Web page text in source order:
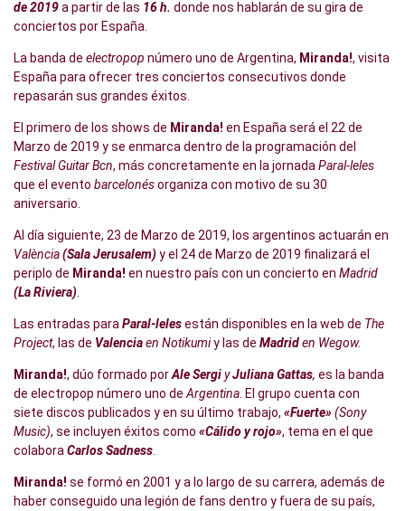
de 2019a partir de las 16 h. donde nos hablarán de su gira de
conciertos por España.
La banda de electropop número uno de Argentina, Miranda!, visita
España para ofrecer tres conciertos consecutivos donde
repasarán sus grandes éxitos.
El primero de los shows de Miranda! en España será el 22 de
Marzo de 2019 y se enmarca dentro de la programación del
Festival Guitar Bcn, más concretamente en la jornada Paral-leles
que el evento barcelonésorganiza con motivo de su 30
aniversario.
Al día siguiente, 23 de Marzo de 2019, los argentinos actuarán en
València(Sala Jerusalem) y el 24 de Marzo de 2019 finalizará el
periplo de Miranda! en nuestro país con un concierto en Madrid
(La Riviera)
Las entradas para Paral-lelesestán disponibles en la web de The
Project, las de Valenciaen Notikumiy las de Madriden Wegow.
Miranda!, dúo formado porAle SergiyJuliana Gattas, es la banda
de electropop número uno de Argentina . El grupo cuenta con
siete discos publicados y en su último trabajo, «Fuerte» (Sony
Music), se incluyen éxitos como «Cálido y rojo», tema en el que
colabora Carlos Sadness
Miranda! se formó en 2001 y a lo largo de su carrera, además de
haber conseguido una legión de fans dentro y fuera de su país,